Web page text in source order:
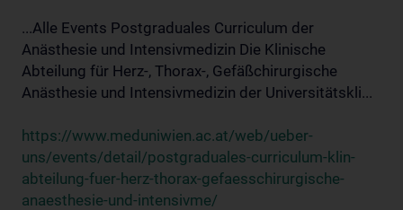
...Alle Events Postgraduales Curriculum der
Anästhesie und Intensivmedizin Die Klinische
Abteilung für Herz-, Thorax-, Gefäßchirurgische
Anästhesie und Intensivmedizin der Universitätskli...
https://www.meduniwien.ac.at/web/ueber-
uns/events/detail/postgraduales-curriculum-klin-
abteilung-fuer-herz-thorax-gefaesschirurgische-
anaesthesie-und-intensivme/